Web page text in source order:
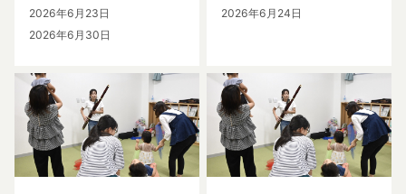
2026年6月23日
2026年6月30日
2026年6月24日